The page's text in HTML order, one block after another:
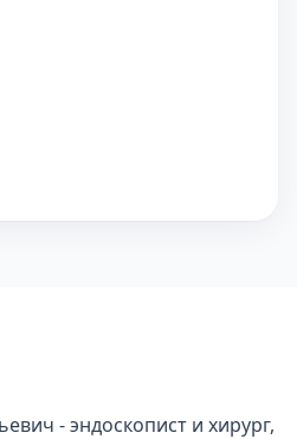
- эндоскопист и хирург,